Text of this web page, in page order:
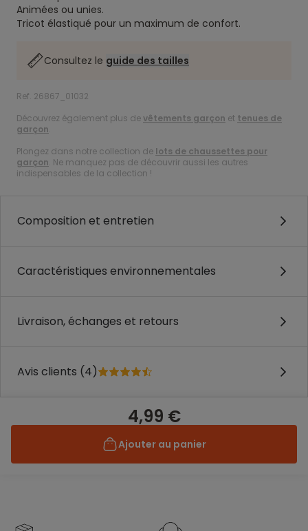
Animées ou unies.
Tricot élastiqué pour un maximum de confort.
Consultez le guide des tailles
Ref. 26867_01032
Découvrez également plus devêtements garçon et tenues de
garçon.
Plongez dans notre collection de lots de chaussettes pour
garçon. Ne manquez pas de découvrir aussi les autres
indispensables de la collection !
Composition et entretien
Caractéristiques environnementales
Livraison, échanges et retours
Avis clients (4)
4,99 €
Ajouter au panier